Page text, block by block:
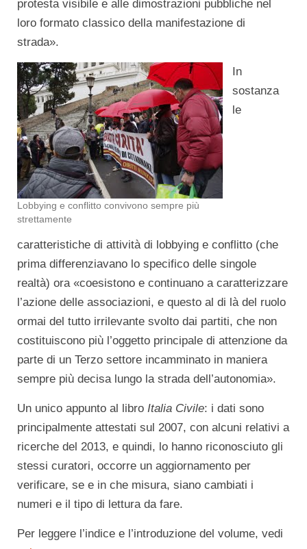
protesta visibile e alle dimostrazioni pubbliche nel
loro formato classico della manifestazione di
strada».
Lobbying e conflitto convivono sempre più
strettamente
In
sostanza
le
caratteristiche di attività di lobbying e conflitto (che
prima differenziavano lo specifico delle singole
realtà) ora «coesistono e continuano a caratterizzare
l’azione delle associazioni, e questo al di là del ruolo
ormai del tutto irrilevante svolto dai partiti, che non
costituiscono più l’oggetto principale di attenzione da
parte di un Terzo settore incamminato in maniera
sempre più decisa lungo la strada dell’autonomia».
Un unico appunto al libro Italia Civile: i dati sono
principalmente attestati sul 2007, con alcuni relativi a
ricerche del 2013, e quindi, lo hanno riconosciuto gli
stessi curatori, occorre un aggiornamento per
verificare, se e in che misura, siano cambiati i
numeri e il tipo di lettura da fare.
Per leggere l’indice e l’introduzione del volume, vedi